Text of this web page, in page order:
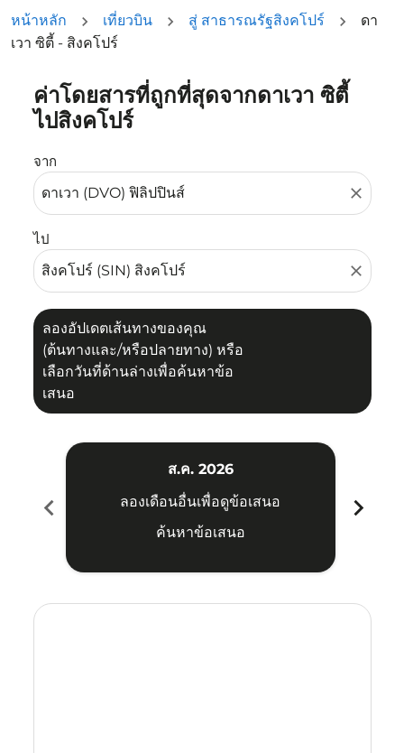
หน้าหลัก เที่ยวบิน สู่ สาธารณรัฐสิงคโปร์
ดา
เวา ซิตี้ - สิงคโปร์
ค่าโดยสารที่ถูกที่สุดจากดาเวา ซิตี้
ไปสิงคโปร์
จาก
close
ไป
close
ลองอัปเดตเส้นทางของคุณ
(ต้นทางและ/หรือปลายทาง) หรือ
เลือกวันที่ด้านล่างเพื่อค้นหาข้อ
เสนอ
ลองอัปเดตเส้นทางของคุณ (ต้นทางและ/หรือปลายทาง) หรื
chevron_left
ส.ค. 2026
ลองเดือนอื่นเพื่อดูข้อเสนอ
ค้นหาข้อเสนอ
chevron_right